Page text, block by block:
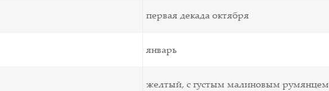
первая декада октября
январь
желтый, с густым малиновым румянцем